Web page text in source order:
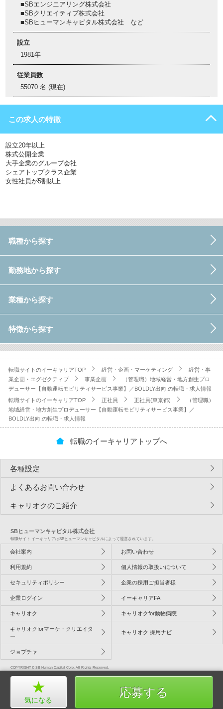
■SBエンジニアリング株式会社
■SBクリエイティブ株式会社
■SBヒューマンキャピタル株式会社 など
設立
1981年
従業員数
55070 名 (現在)
この求人の特徴
設立20年以上
株式公開企業
大手企業のグループ会社
シェアトップクラス企業
女性社員が5割以上
応募する
気になる
職種から探す
勤務地から探す
業種から探す
特徴から探す
転職サイトのイーキャリアTOP 経営・企画・マーケティング
経営・事
業企画・エグゼクティブ
事業企画
（管理職）地域経営・地方創生プロ
デューサー【自動運転モビリティサービス事業】／BOLDLY出向.の転職・求人情報
転職サイトのイーキャリアTOP
正社員 正社員(東京都)
（管理職）
地域経営・地方創生プロデューサー【自動運転モビリティサービス事業】／
BOLDLY出向.の転職・求人情報
転職のイーキャリアトップへ
各種設定
よくあるお問い合わせ
キャリオクのご紹介
SBヒューマンキャピタル株式会社
転職サイト イーキャリアはSBヒューマンキャピタルによって運営されています。
会社案内 お問い合わせ
利用規約 個人情報の取扱いについて
セキュリティポリシー 企業の採用ご担当者様
企業ログイン イーキャリアFA
キャリオク キャリオクfor動物病院
キャリオクforマーケ・クリエイタ
ー
キャリオク 採用ナビ
ジョブチャ
COPYRIGHT © SB Human Capital Corp. All Rights Reserved.